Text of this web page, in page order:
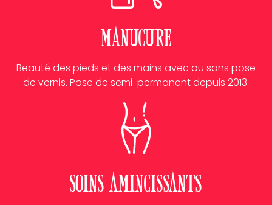
Manucure
Beauté des pieds et des mains avec ou sans pose
de vernis. Pose de semi-permanent depuis 2013.
Soins Amincissants